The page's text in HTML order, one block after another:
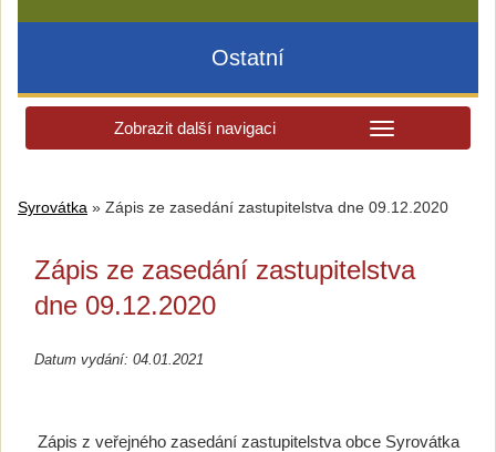
Ostatní
Zobrazit další navigaci
Syrovátka » Zápis ze zasedání zastupitelstva dne 09.12.2020
Zápis ze zasedání zastupitelstva
dne 09.12.2020
Datum vydání: 04.01.2021
Zápis z veřejného zasedání zastupitelstva obce Syrovátka